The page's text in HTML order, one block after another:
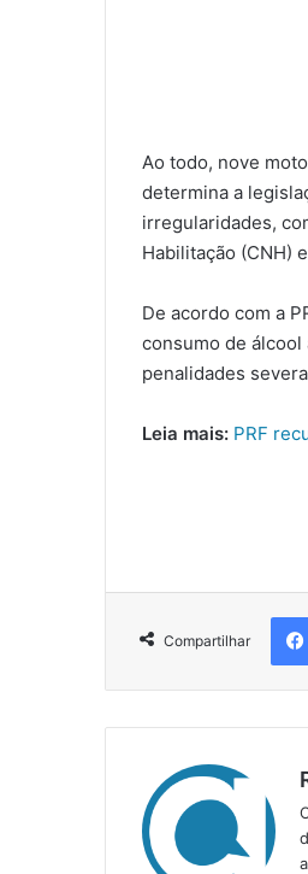
Ao todo, nove
determina a
irregularidades,
Habilitação (CNH)
De acordo com a
consumo de
penalidades
Leia mais: PRF
Compartilhar